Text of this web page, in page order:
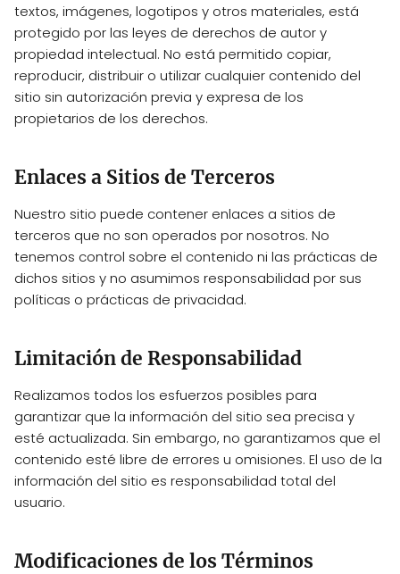
textos, imágenes, logotipos y otros materiales, está
protegido por las leyes de derechos de autor y
propiedad intelectual. No está permitido copiar,
reproducir, distribuir o utilizar cualquier contenido del
sitio sin autorización previa y expresa de los
propietarios de los derechos.
Enlaces a Sitios de Terceros
Nuestro sitio puede contener enlaces a sitios de
terceros que no son operados por nosotros. No
tenemos control sobre el contenido ni las prácticas de
dichos sitios y no asumimos responsabilidad por sus
políticas o prácticas de privacidad.
Limitación de Responsabilidad
Realizamos todos los esfuerzos posibles para
garantizar que la información del sitio sea precisa y
esté actualizada. Sin embargo, no garantizamos que el
contenido esté libre de errores u omisiones. El uso de la
información del sitio es responsabilidad total del
usuario.
Modificaciones de los Términos